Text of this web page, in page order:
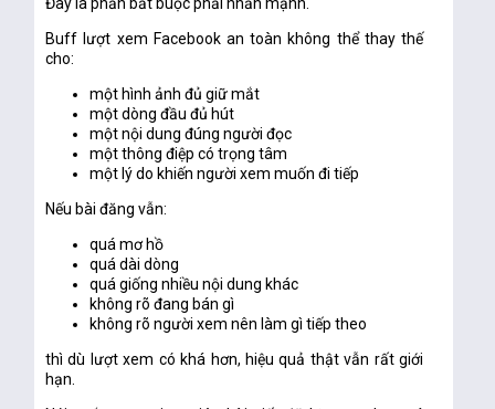
Buff lượt xem Facebook an toàn không thể thay thế
cho:
một hình ảnh đủ giữ mắt
một dòng đầu đủ hút
một nội dung đúng người đọc
một thông điệp có trọng tâm
một lý do khiến người xem muốn đi tiếp
Nếu bài đăng vẫn:
quá mơ hồ
quá dài dòng
quá giống nhiều nội dung khác
không rõ đang bán gì
không rõ người xem nên làm gì tiếp theo
thì dù lượt xem có khá hơn, hiệu quả thật vẫn rất giới
hạn.